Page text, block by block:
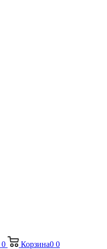
0 Корзина0 0